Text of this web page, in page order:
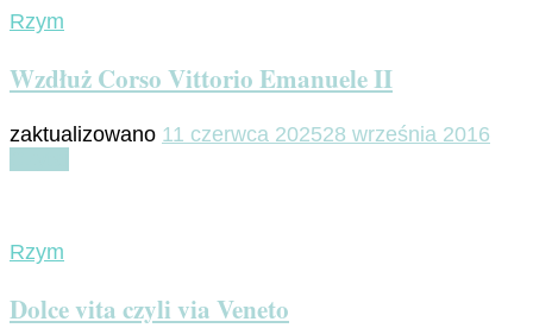
Rzym
Wzdłuż Corso Vittorio Emanuele II
zaktualizowano 11 czerwca 202528 września 2016
Rzym
Dolce vita czyli via Veneto